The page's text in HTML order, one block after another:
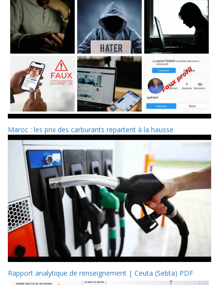
Maroc : les prix des carburants repartent à la hausse
Rapport analytique de renseignement | Ceuta (Sebta) PDF